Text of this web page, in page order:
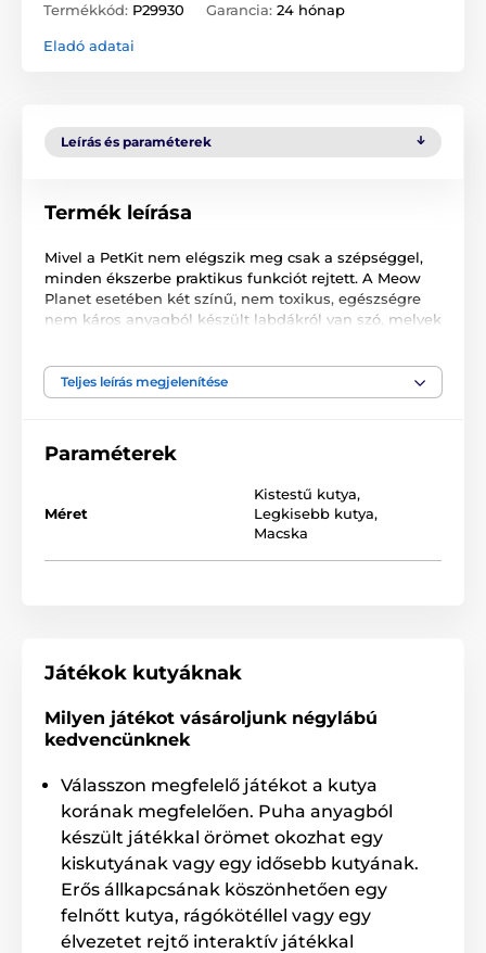
Termékkód: P29930 Garancia: 24 hónap
Eladó adatai
Leírás és paraméterek
Termék leírása
Mivel a PetKit nem elégszik meg csak a szépséggel,
minden ékszerbe praktikus funkciót rejtett. A Meow
Planet esetében két színű, nem toxikus, egészségre
nem káros anyagból készült labdákról van szó, melyek
A labdákat az egyedülálló design jellemzi. Kisebb
kráterek találhatók a labda felületén, mellyel a hold
felszínére hasonlít. A sima, kerek felülettel ellentétben
Teljes leírás megjelenítése
Paraméterek
Méret
Kistestű kutya,
Legkisebb kutya,
Macska
Játékok kutyáknak
Milyen játékot vásároljunk négylábú
kedvencünknek
Válasszon megfelelő játékot a kutya
korának megfelelően. Puha anyagból
készült játékkal örömet okozhat egy
kiskutyának vagy egy idősebb kutyának.
Erős állkapcsának köszönhetően egy
felnőtt kutya, rágókötéllel vagy egy
élvezetet rejtő interaktív játékkal